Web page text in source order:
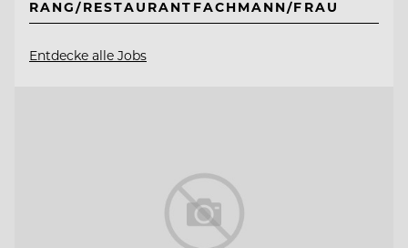
RANG/RESTAURANTFACHMANN/FRAU
Entdecke alle Jobs